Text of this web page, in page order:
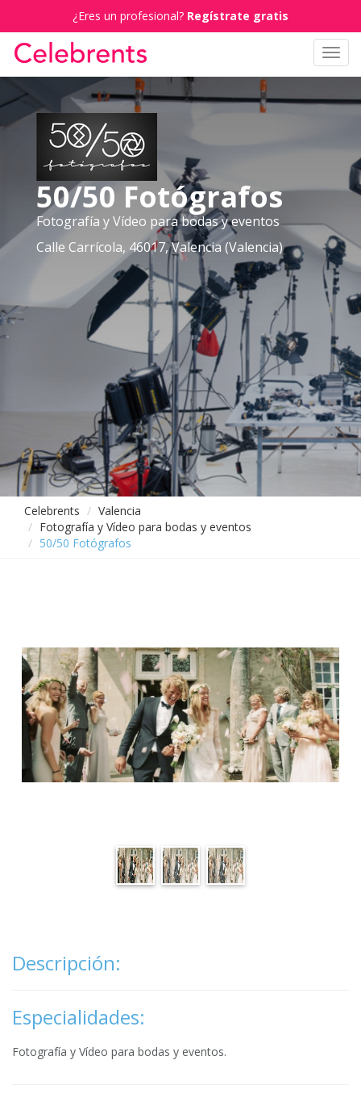
¿Eres un profesional? Regístrate gratis
50/50 Fotógrafos
Fotografía y Vídeo para bodas y eventos
Calle Carrícola, 46017, Valencia (Valencia)
Celebrents
Valencia
Fotografía y Vídeo para bodas y eventos
50/50 Fotógrafos
Descripción:
Especialidades:
Fotografía y Vídeo para bodas y eventos.